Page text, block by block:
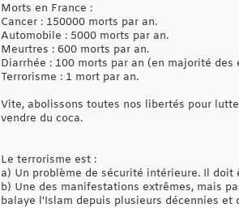
Morts en France :
Cancer : 150000 morts par an.
Automobile : 5000 morts par an.
Meurtres : 600 morts par an.
Diarrhée : 100 morts par an (en majorité des
Terrorisme : 1 mort par an.
Vite, abolissons toutes nos libertés pour
vendre du coca.
Le terrorisme est :
a) Un problème de sécurité intérieure. Il
b) Une des manifestations extrêmes, mais
balaye l'Islam depuis plusieurs décennies